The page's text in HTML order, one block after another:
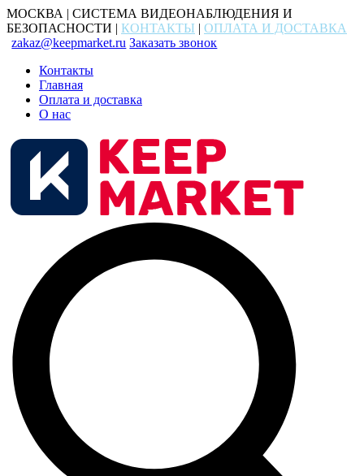
МОСКВА | СИСТЕМА ВИДЕОНАБЛЮДЕНИЯ И
БЕЗОПАСНОСТИ | КОНТАКТЫ | ОПЛАТА И ДОСТАВКА
zakaz@keepmarket.ru Заказать звонок
Контакты
Главная
Оплата и доставка
О нас